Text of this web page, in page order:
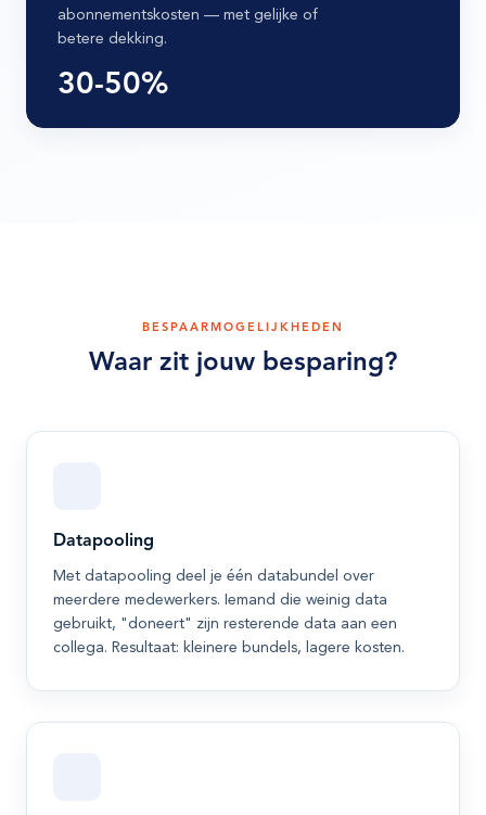
abonnementskosten — met gelijke of
betere dekking.
BESPAARMOGELIJKHEDEN
Waar zit jouw besparing?
Datapooling
Met datapooling deel je één databundel over
meerdere medewerkers. Iemand die weinig data
gebruikt, "doneert" zijn resterende data aan een
collega. Resultaat: kleinere bundels, lagere kosten.